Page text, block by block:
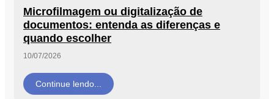
Microfilmagem ou digitalização de
documentos: entenda as diferenças e
quando escolher
10/07/2026
Continue lendo...